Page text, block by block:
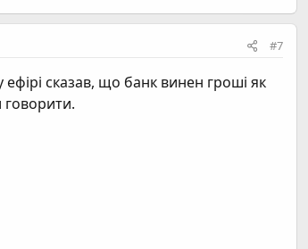
#7
сказав, що банк винен гроші як
говорити.